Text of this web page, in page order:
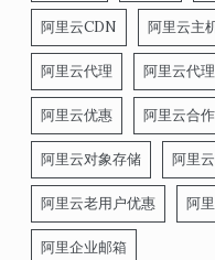
阿里云CDN 阿里云主
阿里云代理 阿里云代
阿里云优惠 阿里云合
阿里云对象存储 阿里
阿里云老用户优惠 阿
阿里企业邮箱